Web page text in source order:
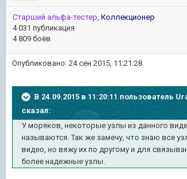
Старший альфа-тестер, Коллекционер
4 031 публикация
4 809 боёв
Опубликовано: 24 сен 2015, 11:21:28
В 24.09.2015 в 11:20:11 пользователь
сказал:
У моряков, некоторые узлы из данного
называются. Так же замечу, что знаю все
видео, но вяжу их по другому и для
более надежные узлы.